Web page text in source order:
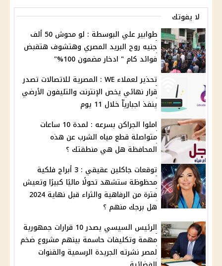
لا يفوتك
طوابير علي البوسطة : لو محوش 50 ألف
جنيه روح البريد المصري وهتشوف هتقبض
فوائد كام " ادخار مضمون 100%"
تحذير لعملاء WE : المصرية للاتصالات تصدر
قرار نهائي يخص الإنترنت والتليفون الأرضي
ينفذ اجبارياّ خلال 11 يوم
املوا الجراكن بسرعه : لمدة 10 ساعات
متواصلة قطع مياه الشرب عن هذه
المحافظة هل هي منطقتك ؟
توقعات جاكلين عقيقي : 3 أبراج فلكية
محظوظة ستشهد تحولًا ماليًا كبيرًا وتعيش
فترة من الرفاهية والثراء قبل نهاية 2024
هل برجك منهم ؟
الرئيس السيسي يصدر 10 قرارات جمهورية
مهمة وتكليفات حاسمة بينهم مشروع ضخم
لمصر نشرته الجريدة الرسمية والقنوات